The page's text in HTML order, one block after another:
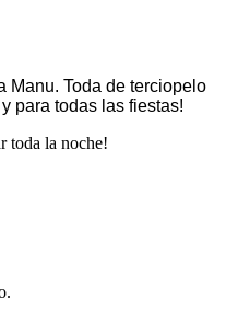
Manu. Toda de terciopelo
para todas las fiestas!
toda la noche!